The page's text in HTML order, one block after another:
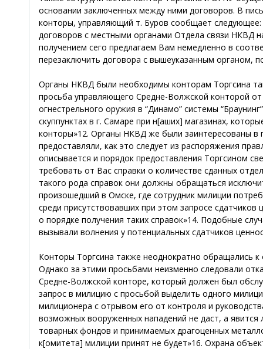
основании заключенных между ними договоров. В
конторы, управляющий т. Буров сообщает следующее:
договоров с местными органами Отдела связи НКВД
получением сего предлагаем Вам немедленно в
перезаключить договора с вышеуказанным органом,
Органы НКВД были необходимы конторам Торгсина
просьба управляющего Средне-Волжской конторой от
огнестрельного оружия в “Динамо” системы
скуппунктах в г. Самаре при н[аших] магазинах,
конторы»12. Органы НКВД же были заинтересованы
предоставляли, как это следует из распоряжения
описывается и порядок предоставления Торгсином
требовать от Вас справки о количестве сданных
такого рода справок они должны обращаться
произошедший в Омске, где сотрудник милиции
среди присутствовавших при этом запросе
о порядке получения таких справок»14. Подобные
вызывали волнения у потенциальных сдатчиков
Конторы Торгсина также неоднократно обращались
Однако за этими просьбами неизменно следовали
Средне-Волжской конторе, который должен был
запрос в милицию с просьбой выделить одного
милиционера с отрывом его от контроля и
возможных вооруженных нападений не даст, а
товарных фондов и принимаемых драгоценных
к[омитета] милиции принят не будет»16. Охрана